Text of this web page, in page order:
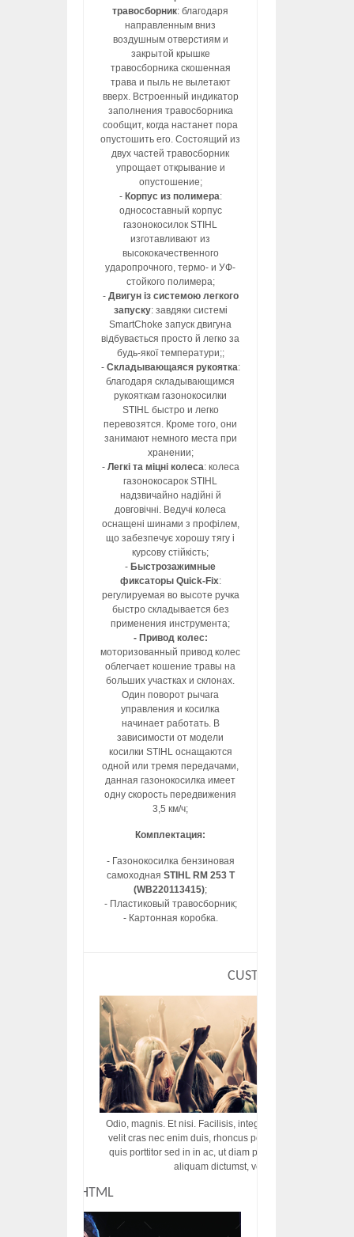
травосборник: благодаря
направленным вниз
воздушным отверстиям и
закрытой крышке
травосборника скошенная
трава и пыль не вылетают
вверх. Встроенный индикатор
заполнения травосборника
сообщит, когда настанет пора
опустошить его. Состоящий из
двух частей травосборник
упрощает открывание и
опустошение;
- Корпус из полимера:
односоставный корпус
газонокосилок STIHL
изготавливают из
высококачественного
ударопрочного, термо- и УФ-
стойкого полимера;
- Двигун із системою легкого
запуску: завдяки системі
SmartChoke запуск двигуна
відбувається просто й легко за
будь-якої температури;;
- Складывающаяся рукоятка:
благодаря складывающимся
рукояткам газонокосилки
STIHL быстро и легко
перевозятся. Кроме того, они
занимают немного места при
хранении;
- Легкі та міцні колеса: колеса
газонокосарок STIHL
надзвичайно надійні й
довговічні. Ведучі колеса
оснащені шинами з профілем,
що забезпечує хорошу тягу і
курсову стійкість;
- Быстрозажимные
фиксаторы Quick-Fix:
регулируемая во высоте ручка
быстро складывается без
применения инструмента;
- Привод колес:
моторизованный привод колес
облегчает кошение травы на
больших участках и склонах.
Один поворот рычага
управления и косилка
начинает работать. В
зависимости от модели
косилки STIHL оснащаются
одной или тремя передачами,
данная газонокосилка имеет
одну скорость передвижения
3,5 км/ч;
Комплектация:
- Газонокосилка бензиновая
самоходная STIHL RM 253 T
(WB220113415);
- Пластиковый травосборник;
- Картонная коробка.
CUSTOM HTML
Odio, magnis. Et nisi. Facilisis, integer! Risus augue! Non
velit cras nec enim duis, rhoncus porttitor ac vut rhoncus
quis porttitor sed in in ac, ut diam porttitor odio nunc
aliquam dictumst, vel amet tincidunt
CUSTOM HTML